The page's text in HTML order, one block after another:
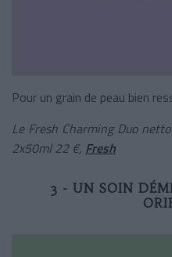
Pour un grain de peau bien
Le Fresh Charming Duo
2x50ml 22 €, Fresh
3 - UN SOIN